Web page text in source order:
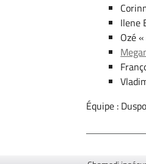
Ilene
Ozé «
Équipe :